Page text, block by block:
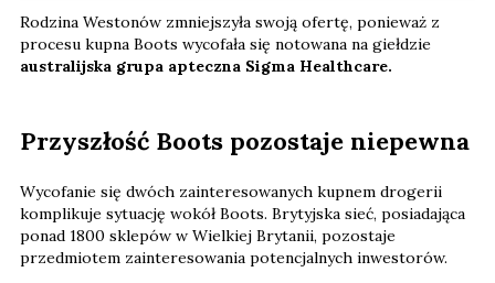
Rodzina Westonów zmniejszyła swoją ofertę, ponieważ z
procesu kupna Boots wycofała się notowana na giełdzie
australijska grupa apteczna Sigma Healthcare.
Przyszłość Boots pozostaje niepewna
Wycofanie się dwóch zainteresowanych kupnem drogerii
komplikuje sytuację wokół Boots. Brytyjska sieć, posiadająca
ponad 1800 sklepów w Wielkiej Brytanii, pozostaje
przedmiotem zainteresowania potencjalnych inwestorów.